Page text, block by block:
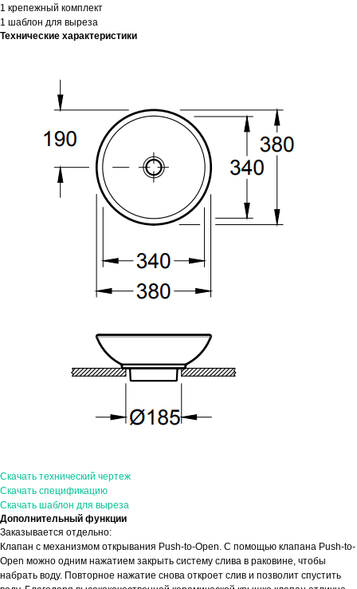
1 крепежный комплект
1 шаблон для выреза
Технические характеристики
Скачать технический чертеж
Скачать спецификацию
Скачать шаблон для выреза
Дополнительный функции
Заказывается отдельно:
Клапан с механизмом открывания Push-to-Open. С помощью клапана Push-to-
Open можно одним нажатием закрыть систему слива в раковине, чтобы
набрать воду. Повторное нажатие снова откроет слив и позволит спустить